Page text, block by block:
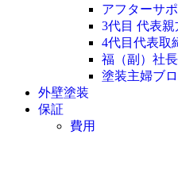
アフターサ
3代目 代表
4代目代表取
福（副）社
塗装主婦ブ
外壁塗装
保証
費用